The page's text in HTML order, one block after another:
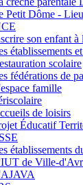
Petit Dôme -
son enfant à
établissements
scolaire
fédérations de
famille
de loisirs
Éducatif
établissements
de Ville-